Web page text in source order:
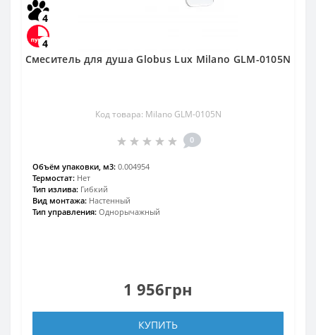
4
4
Смеситель для душа Globus Lux Milano GLM-0105N
Код товара: Milano GLM-0105N
0
Объём упаковки, м3: 0.004954
Термостат: Нет
Тип излива: Гибкий
Вид монтажа: Настенный
Тип управления: Однорычажный
1 956грн
КУПИТЬ